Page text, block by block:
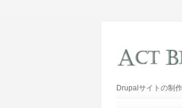
Drupalサイトの制